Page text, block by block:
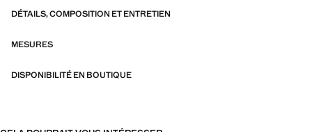
DÉTAILS, COMPOSITION ET ENTRETIEN
MESURES
DISPONIBILITÉ EN BOUTIQUE